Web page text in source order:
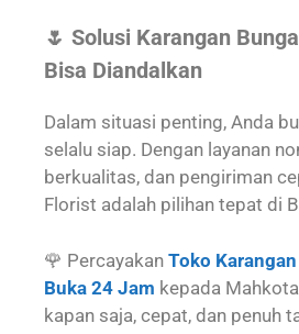
🌷 Solusi Karangan
Bisa Diandalkan
Dalam situasi penting, Anda
selalu siap. Dengan layanan
berkualitas, dan pengiriman
Florist adalah pilihan tepat di
🌹 Percayakan Toko
Buka 24 Jam kepada
kapan saja, cepat, dan penuh